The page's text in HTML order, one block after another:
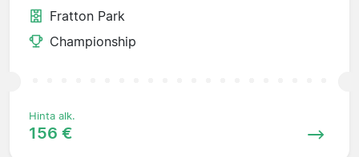
Fratton Park
Championship
Hinta alk.
156 €